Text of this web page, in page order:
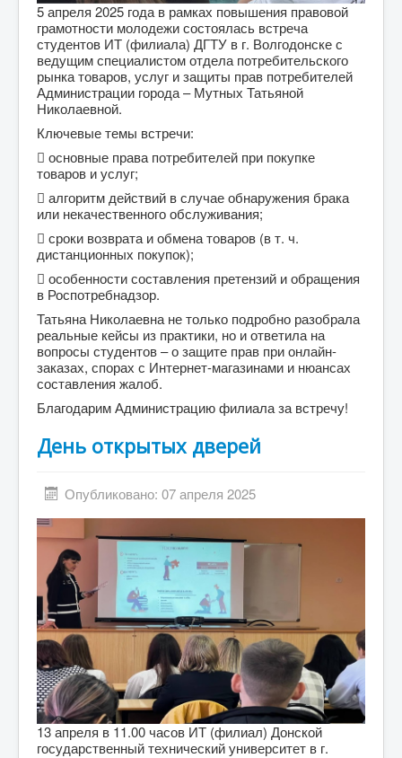
5 апреля 2025 года в рамках повышения правовой
грамотности молодежи состоялась встреча
студентов ИТ (филиала) ДГТУ в г. Волгодонске с
ведущим специалистом отдела потребительского
рынка товаров, услуг и защиты прав потребителей
Администрации города – Мутных Татьяной
Николаевной.
Ключевые темы встречи:
 основные права потребителей при покупке
товаров и услуг;
 алгоритм действий в случае обнаружения брака
или некачественного обслуживания;
 сроки возврата и обмена товаров (в т. ч.
дистанционных покупок);
 особенности составления претензий и обращения
в Роспотребнадзор.
Татьяна Николаевна не только подробно разобрала
реальные кейсы из практики, но и ответила на
вопросы студентов – о защите прав при онлайн-
заказах, спорах с Интернет-магазинами и нюансах
составления жалоб.
Благодарим Администрацию филиала за встречу!
День открытых дверей
Опубликовано: 07 апреля 2025
13 апреля в 11.00 часов ИТ (филиал) Донской
государственный технический университет в г.